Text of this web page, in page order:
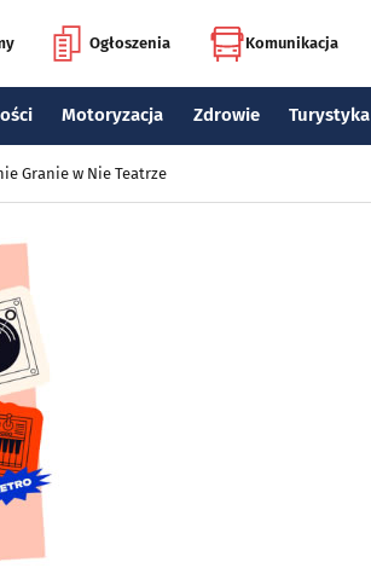
Ogłoszenia Komunikacja
Motoryzacja Zdrowie Turystyka
Granie w Nie Teatrze